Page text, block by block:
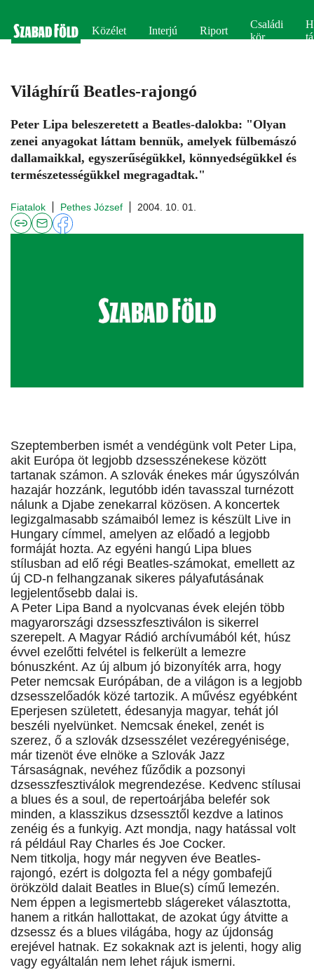
Közélet Interjú Riport
Családi
kör
Világhírű Beatles-rajongó
Peter Lipa beleszeretett a Beatles-dalokba: "Olyan
zenei anyagokat láttam bennük, amelyek fülbemászó
dallamaikkal, egyszerűségükkel, könnyedségükkel és
természetességükkel megragadtak."
Fiatalok Pethes József 2004. 10. 01.
Szeptemberben ismét a vendégünk volt Peter Lipa,
akit Európa öt legjobb dzsesszénekese között
tartanak számon. A szlovák énekes már úgyszólván
hazajár hozzánk, legutóbb idén tavasszal turnézott
nálunk a Djabe zenekarral közösen. A koncertek
legizgalmasabb számaiból lemez is készült Live in
Hungary címmel, amelyen az előadó a legjobb
formáját hozta. Az egyéni hangú Lipa blues
stílusban ad elő régi Beatles-számokat, emellett az
új CD-n felhangzanak sikeres pályafutásának
legjelentősebb dalai is.
A Peter Lipa Band a nyolcvanas évek elején több
magyarországi dzsesszfesztiválon is sikerrel
szerepelt. A Magyar Rádió archívumából két, húsz
évvel ezelőtti felvétel is felkerült a lemezre
bónuszként. Az új album jó bizonyíték arra, hogy
Peter nemcsak Európában, de a világon is a legjobb
dzsesszelőadók közé tartozik. A művész egyébként
Eperjesen született, édesanyja magyar, tehát jól
beszéli nyelvünket. Nemcsak énekel, zenét is
szerez, ő a szlovák dzsesszélet vezéregyénisége,
már tizenöt éve elnöke a Szlovák Jazz
Társaságnak, nevéhez fűződik a pozsonyi
dzsesszfesztiválok megrendezése. Kedvenc stílusai
a blues és a soul, de repertoárjába belefér sok
minden, a klasszikus dzsessztől kezdve a latinos
zenéig és a funkyig. Azt mondja, nagy hatással volt
rá például Ray Charles és Joe Cocker.
Nem titkolja, hogy már negyven éve Beatles-
rajongó, ezért is dolgozta fel a négy gombafejű
örökzöld dalait Beatles in Blue(s) című lemezén.
Nem éppen a legismertebb slágereket választotta,
hanem a ritkán hallottakat, de azokat úgy átvitte a
dzsessz és a blues világába, hogy az újdonság
erejével hatnak. Ez sokaknak azt is jelenti, hogy alig
vagy egyáltalán nem lehet rájuk ismerni.